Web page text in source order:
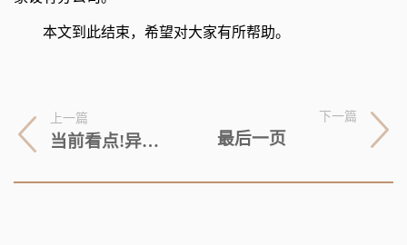
本文到此结束，希望对大家有所帮助。
上一篇
当前看点!异动快报：华脉科技（603042）7月4日13点13分触及跌停板
下一篇
最后一页